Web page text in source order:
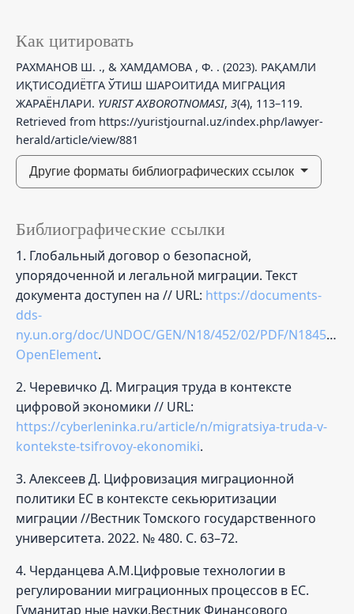
Как цитировать
РАХМAНОВ Ш. ., & ХАМДАМОВА , Ф. . (2023). РАҚАМЛИ
ИҚТИСОДИЁТГА ЎТИШ ШАРОИТИДА МИГРАЦИЯ
ЖАРАЁНЛАРИ. YURIST AXBOROTNOMASI, 3(4), 113–119.
Retrieved from https://yuristjournal.uz/index.php/lawyer-
herald/article/view/881
Другие форматы библиографических ссылок
Библиографические ссылки
1. Глобальный договор о безопасной,
упорядоченной и легальной миграции. Текст
документа доступен на // URL: https://documents-
dds-
ny.un.org/doc/UNDOC/GEN/N18/452/02/PDF/
OpenElement.
2. Черевичко Д. Миграция труда в контексте
цифровой экономики // URL:
https://cyberleninka.ru/article/n/migratsiya-truda-v-
kontekste-tsifrovoy-ekonomiki.
3. Алексеев Д. Цифровизация миграционной
политики ЕС в контексте секьюритизации
миграции //Вестник Томского государственного
университета. 2022. № 480. С. 63–72.
4. Черданцева А.М.Цифровые технологии в
регулировании миграционных процессов в ЕС.
Гуманитар ные науки.Вестник Финансового